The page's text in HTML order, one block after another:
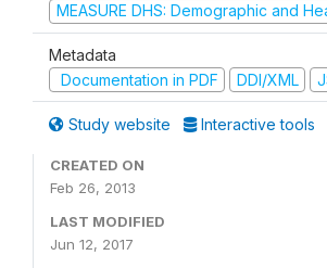
MEASURE DHS: Demographic and
Metadata
Documentation in PDF
DDI/XML
Study website Interactive tools
CREATED ON
Feb 26, 2013
LAST MODIFIED
Jun 12, 2017